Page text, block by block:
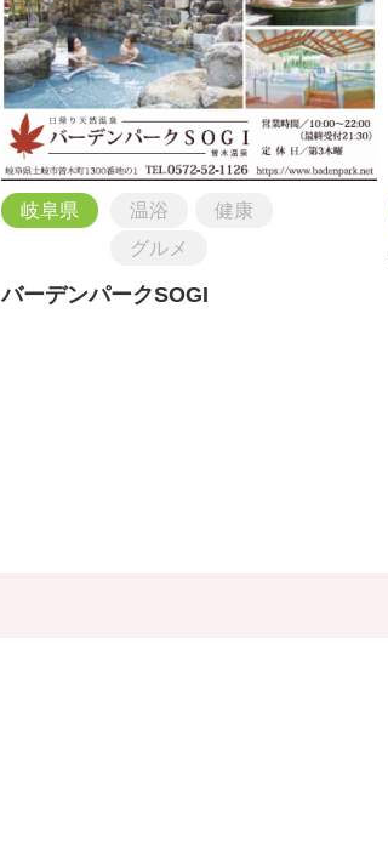
岐阜県 温浴
健康
グルメ
バーデンパークSOGI